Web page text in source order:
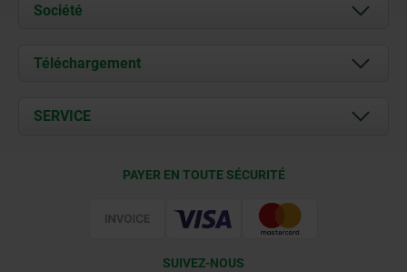
Société
À propos de nous
Contact
Téléchargement
Documents
SERVICE
PAYER EN TOUTE SÉCURITÉ
SUIVEZ-NOUS